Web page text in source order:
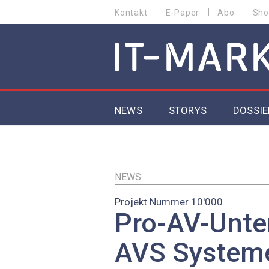
zum
MENU
Kontakt E-Paper Abo
MAIN NAVIGATION
NEWS STORYS
EU-
NEWS
Projekt Nummer 10'000
Pro-AV-
AVS